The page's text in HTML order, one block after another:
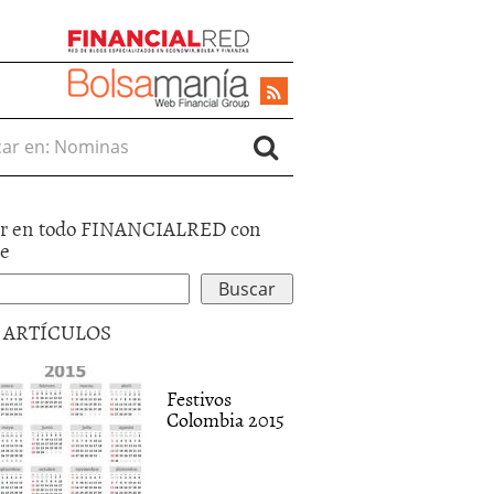
en:
en todo FINANCIALRED con
ARTÍCULOS
Festivos
Colombia 2015